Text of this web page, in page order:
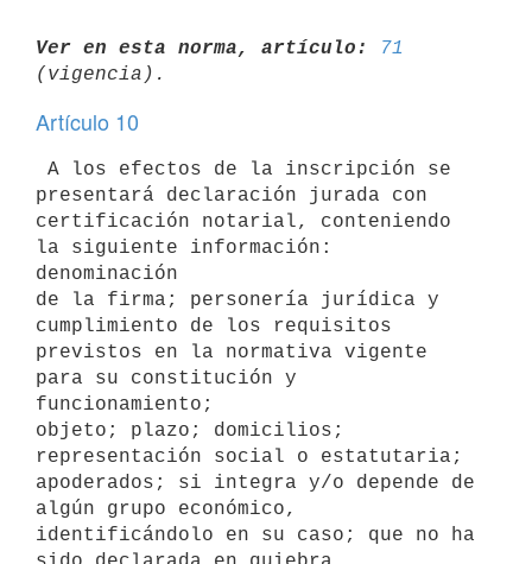
Ver en esta norma, artículo:
71
Artículo 10
presentará declaración jurada con
certificación notarial, conteniendo
la siguiente información:
denominación
de la firma; personería jurídica y
cumplimiento de los requisitos
previstos en la normativa vigente
para su constitución y
funcionamiento;
objeto; plazo; domicilios;
representación social o estatutaria;
apoderados; si integra y/o depende de
algún grupo económico,
identificándolo en su caso; que no ha